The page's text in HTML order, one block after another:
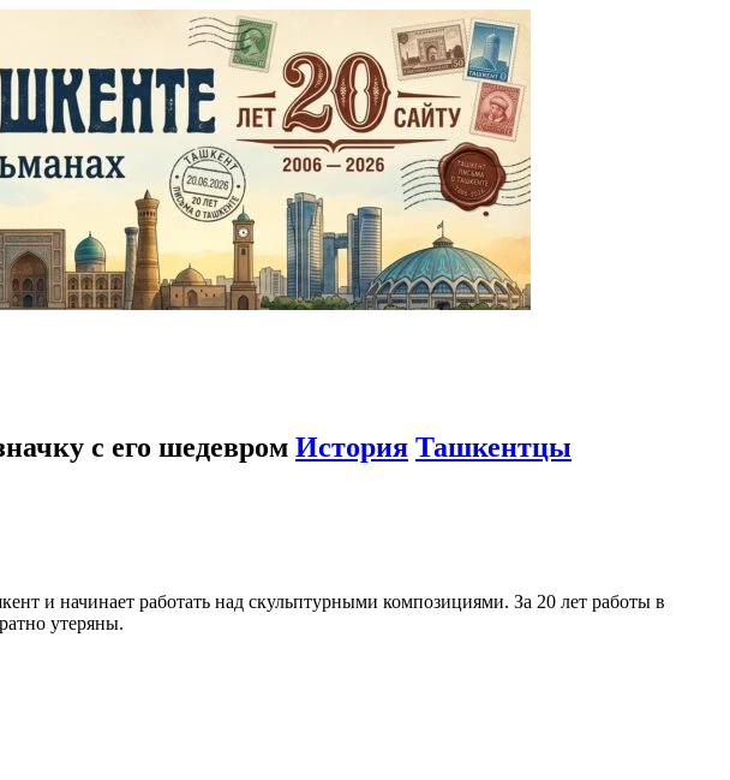
с его шедевром История Ташкентцы
и начинает работать над скульптурными композициями. За 20 лет работы в
утеряны.